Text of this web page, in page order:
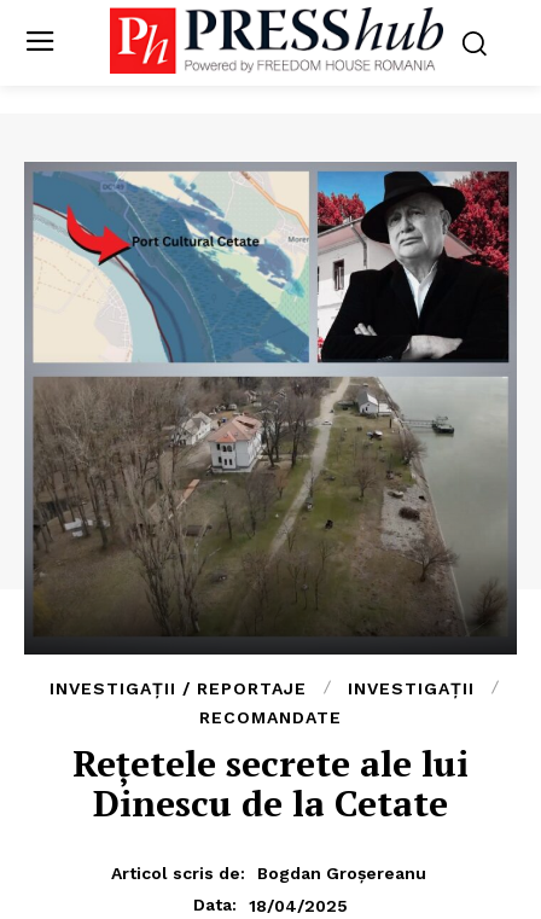
INVESTIGAȚII / REPORTAJE
INVESTIGAȚII
RECOMANDATE
Rețetele secrete ale lui
Dinescu de la Cetate
Articol scris de:
Bogdan Groșereanu
Data:
18/04/2025